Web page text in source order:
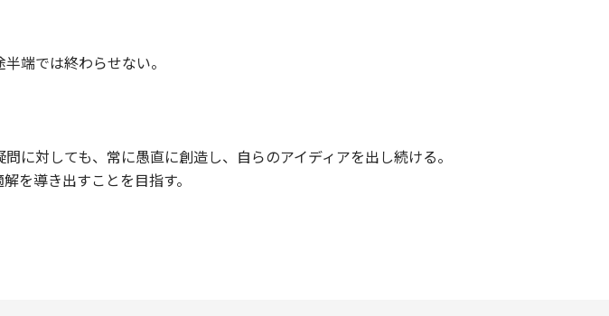
端では終わらせない。
に対しても、常に愚直に創造し、自らのアイディアを出し続ける。
を導き出すことを目指す。